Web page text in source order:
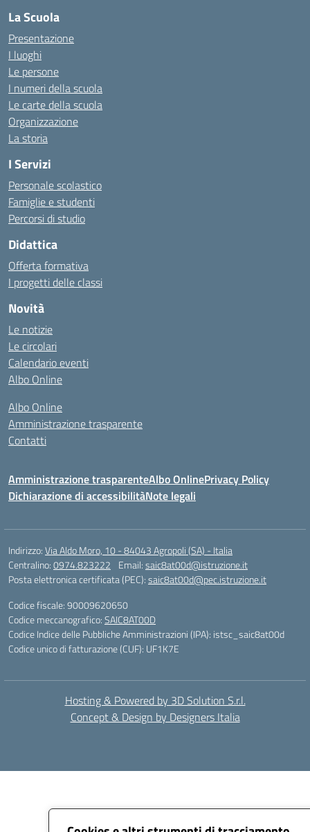
La Scuola
Presentazione
I luoghi
Le persone
I numeri della scuola
Le carte della scuola
Organizzazione
La storia
I Servizi
Personale scolastico
Famiglie e studenti
Percorsi di studio
Didattica
Offerta formativa
I progetti delle classi
Novità
Le notizie
Le circolari
Calendario eventi
Albo Online
Albo Online
Amministrazione trasparente
Contatti
Amministrazione trasparenteAlbo OnlinePrivacy Policy
Dichiarazione di accessibilitàNote legali
Indirizzo:Via Aldo Moro, 10 - 84043 Agropoli (SA) - Italia
Centralino:0974.823222 Email:saic8at00d@istruzione.it
Posta elettronica certificata (PEC):saic8at00d@pec.istruzione.it
Codice fiscale: 90009620650
Codice meccanografico:SAIC8AT00D
Codice Indice delle Pubbliche Amministrazioni (IPA): istsc_saic8at00d
Codice unico di fatturazione (CUF): UF1K7E
Hosting & Powered by 3D Solution S.r.l.
Concept & Design by Designers Italia